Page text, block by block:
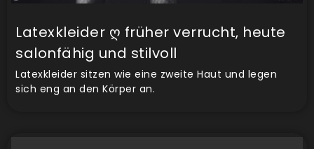
Latexkleider ღ früher verrucht, heute
salonfähig und stilvoll
Latexkleider sitzen wie eine zweite Haut und legen
sich eng an den Körper an.